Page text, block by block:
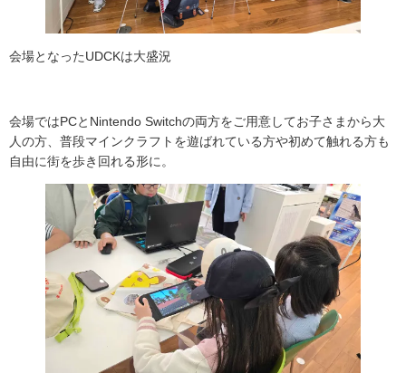
会場となったUDCKは大盛況
会場ではPCとNintendo Switchの両方をご用意してお子さまから大
人の方、普段マインクラフトを遊ばれている方や初めて触れる方も
自由に街を歩き回れる形に。